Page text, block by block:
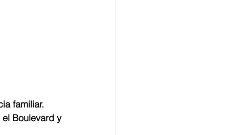
familiar.
Boulevard y